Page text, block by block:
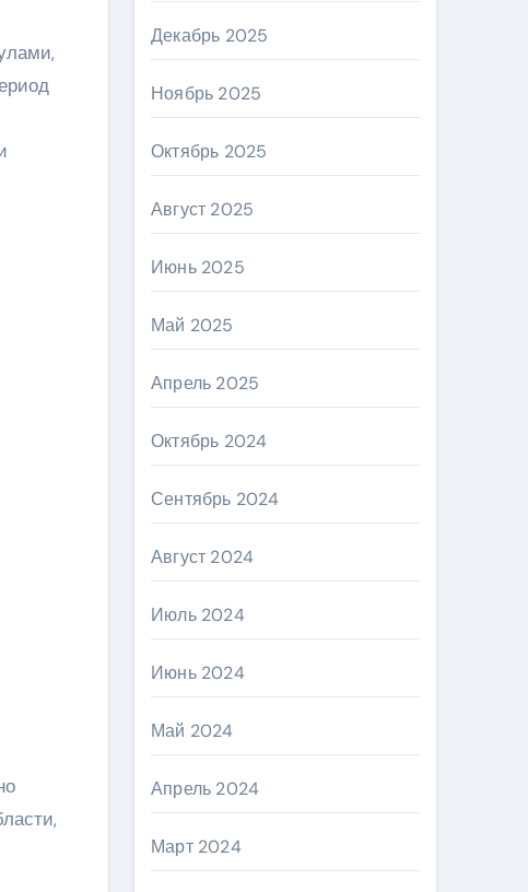
Декабрь 2025
Ноябрь 2025
Октябрь 2025
Август 2025
Июнь 2025
Май 2025
Апрель 2025
Октябрь 2024
Сентябрь 2024
Август 2024
Июль 2024
Июнь 2024
Май 2024
Апрель 2024
Март 2024